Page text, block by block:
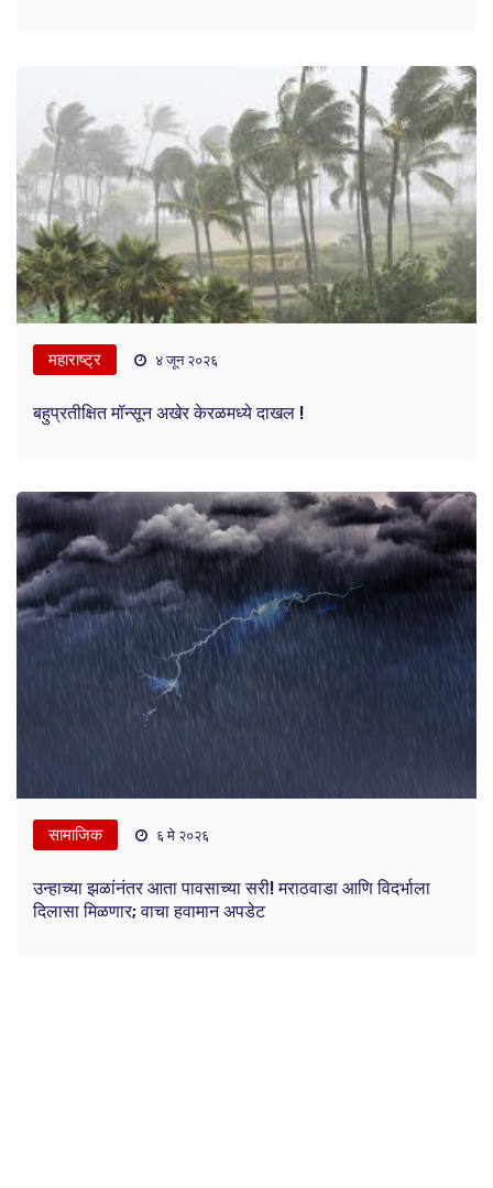
महाराष्ट्र ४ जून २०२६
बहुप्रतीक्षित मॉन्सून अखेर केरळमध्ये दाखल !
सामाजिक ६ मे २०२६
उन्हाच्या झळांनंतर आता पावसाच्या सरी! मराठवाडा आणि विदर्भाला
दिलासा मिळणार; वाचा हवामान अपडेट